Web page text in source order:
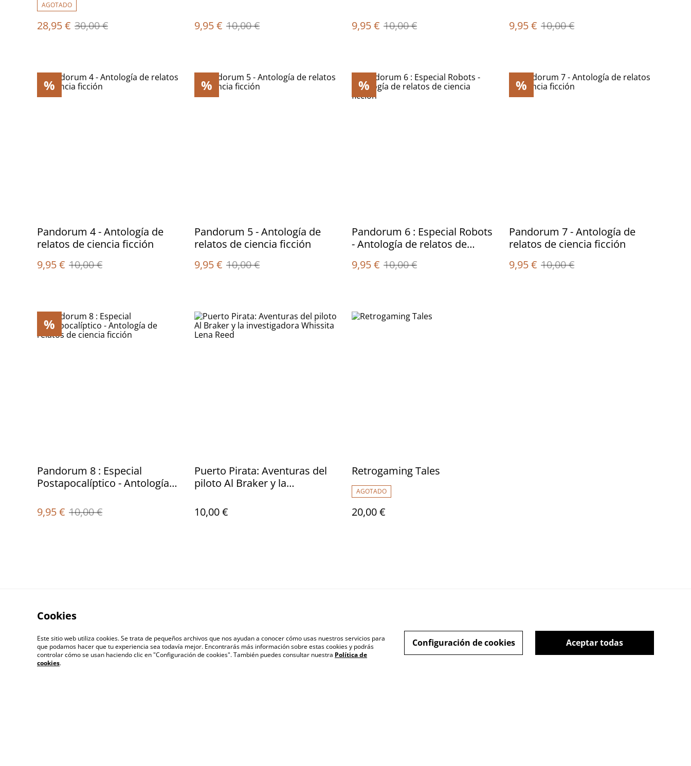
AGOTADO
28,95 € 30,00 € 9,95 € 10,00 € 9,95 € 10,00 € 9,95 € 10,00 €
%
Pandorum 4 - Antología de
relatos de ciencia ficción
9,95 € 10,00 €
%
Pandorum 5 - Antología de
relatos de ciencia ficción
9,95 € 10,00 €
%
Pandorum 6 : Especial Robots
- Antología de relatos de
9,95 € 10,00 €
%
Pandorum 7 - Antología de
relatos de ciencia ficción
9,95 € 10,00 €
%
Pandorum 8 : Especial
Postapocalíptico - Antología
9,95 € 10,00 €
Puerto Pirata: Aventuras del
piloto Al Braker y la
Reed
10,00 €
Retrogaming Tales
AGOTADO
20,00 €
Cookies
Este sitio web utiliza cookies. Se trata de pequeños archivos que nos ayudan a conocer cómo usas nuestros servicios para
que podamos hacer que tu experiencia sea todavía mejor. Encontrarás más información sobre estas cookies y podrás
controlar cómo se usan haciendo clic en "Configuración de cookies". También puedes consultar nuestra Política de
cookies.
Aceptar todas
Configuración de cookies